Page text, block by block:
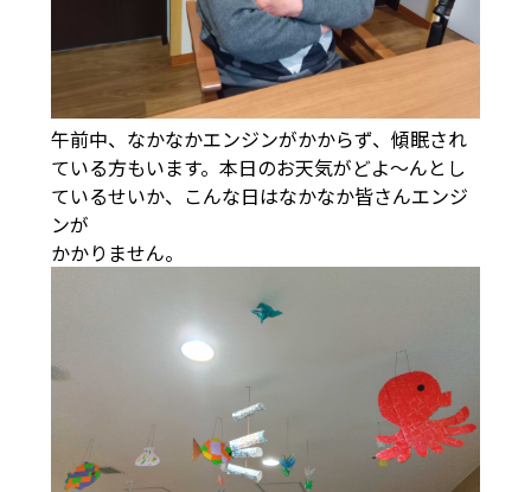
午前中、なかなかエンジンがかからず、傾眠され
ている方もいます。本日のお天気がどよ～んとし
ているせいか、こんな日はなかなか皆さんエンジ
ンが
かかりません。